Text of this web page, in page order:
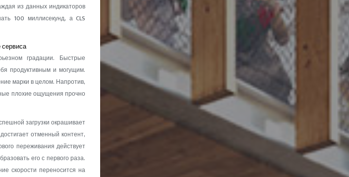
из данных индикаторов
100 миллисекунд, а CLS
градации. Быстрые
продуктивным и могущим.
марки в целом. Напротив,
плохие ощущения прочно
загрузки окрашивает
отменный контент,
переживания действует
его с первого раза.
скорости переносится на